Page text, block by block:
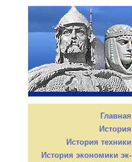
Главная
История
История техники
История экономики эк-